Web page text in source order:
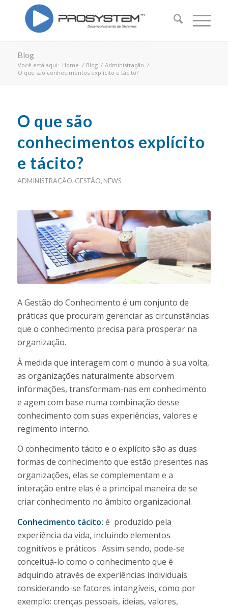
Blog
Você está aqui: Home / Blog / Administração /
O que são conhecimentos explícito e tácito?
O que são
conhecimentos explícito
e tácito?
ADMINISTRAÇÃO, GESTÃO, NEWS
A Gestão do Conhecimento é um conjunto de
práticas que procuram gerenciar as circunstâncias
que o conhecimento precisa para prosperar na
organização.
À medida que interagem com o mundo à sua volta,
as organizações naturalmente absorvem
informações, transformam-nas em conhecimento
e agem com base numa combinação desse
conhecimento com suas experiências, valores e
regimento interno.
O conhecimento tácito e o explícito são as duas
formas de conhecimento que estão presentes nas
organizações, elas se complementam e a
interação entre elas é a principal maneira de se
criar conhecimento no âmbito organizacional.
Conhecimento tácito: é produzido pela
experiência da vida, incluindo elementos
cognitivos e práticos . Assim sendo, pode-se
conceituá-lo como o conhecimento que é
adquirido através de experiências individuais
considerando-se fatores intangíveis, como por
exemplo: crenças pessoais, ideias, valores,